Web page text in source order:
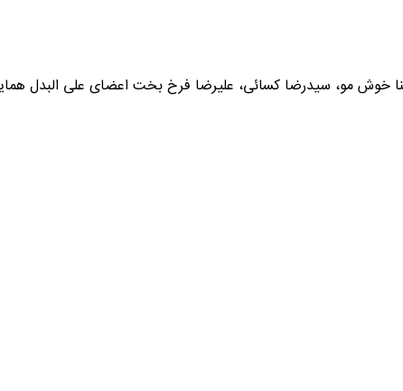
خوش مو، سیدرضا کسائی، علیرضا فرخ بخت اعضای علی البدل